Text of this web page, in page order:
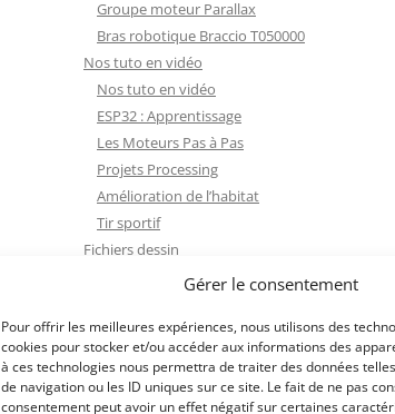
Gérer le consentement
Pour offrir les meilleures expériences, nous utilisons des
cookies pour stocker et/ou accéder aux informations des
à ces technologies nous permettra de traiter des données
de navigation ou les ID uniques sur ce site. Le fait de ne pas
consentement peut avoir un effet négatif sur certaines
Groupe moteur Parallax
Bras robotique Braccio T050000
Nos tuto en vidéo
Nos tuto en vidéo
ESP32 : Apprentissage
Les Moteurs Pas à Pas
Projets Processing
Amélioration de l’habitat
Tir sportif
Fichiers dessin
Fichiers dessin